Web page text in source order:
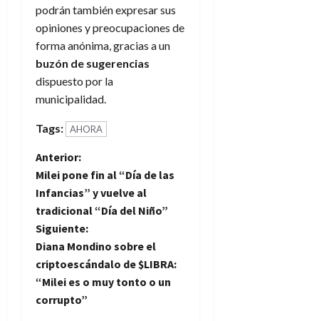
podrán también expresar sus
opiniones y preocupaciones de
forma anónima, gracias a un
buzón de sugerencias
dispuesto por la
municipalidad.
Tags: AHORA
N
a
v
e
g
a
Anterior:
Milei pone fin al “Día de las
Infancias” y vuelve al
tradicional “Día del Niño”
Siguiente:
Diana Mondino sobre el
criptoescándalo de $LIBRA:
“Milei es o muy tonto o un
corrupto”